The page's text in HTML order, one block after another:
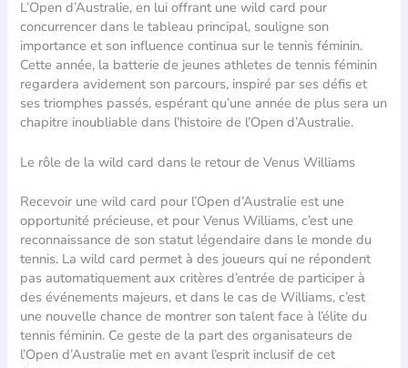
L’Open d’Australie, en lui offrant une wild card pour
concurrencer dans le tableau principal, souligne son
importance et son influence continua sur le tennis féminin.
Cette année, la batterie de jeunes athletes de tennis féminin
regardera avidement son parcours, inspiré par ses défis et
ses triomphes passés, espérant qu’une année de plus sera un
chapitre inoubliable dans l’histoire de l’Open d’Australie.
Le rôle de la wild card dans le retour de Venus Williams
Recevoir une wild card pour l’Open d’Australie est une
opportunité précieuse, et pour Venus Williams, c’est une
reconnaissance de son statut légendaire dans le monde du
tennis. La wild card permet à des joueurs qui ne répondent
pas automatiquement aux critères d’entrée de participer à
des événements majeurs, et dans le cas de Williams, c’est
une nouvelle chance de montrer son talent face à l’élite du
tennis féminin. Ce geste de la part des organisateurs de
l’Open d’Australie met en avant l’esprit inclusif de cet